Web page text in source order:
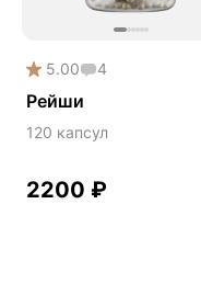
Здоровье почек
Каштан конский
Косметика
5.00 4
Рейши
120 капсул
2200 ₽